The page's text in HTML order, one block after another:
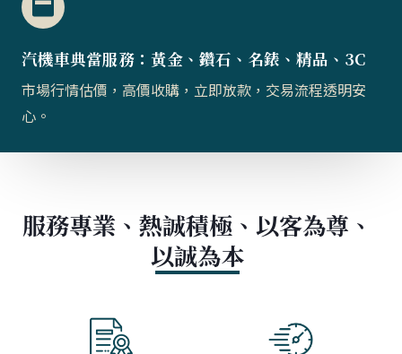
汽機車典當服務：黃金、鑽石、名錶、精品、3C
市場行情估價，高價收購，立即放款，交易流程透明安
心。
服務專業、熱誠積極、以客為尊、
以誠為本